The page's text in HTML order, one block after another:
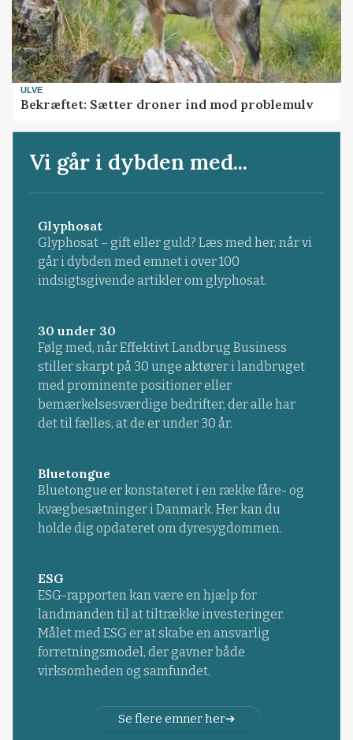
ULVE
Bekræftet: Sætter droner ind mod problemulv
Vi går i dybden med...
Glyphosat
Glyphosat – gift eller guld? Læs med her, når vi
går i dybden med emnet i over 100
indsigtsgivende artikler om glyphosat.
30 under 30
Følg med, når Effektivt Landbrug Business
stiller skarpt på 30 unge aktører i landbruget
med prominente positioner eller
bemærkelsesværdige bedrifter, der alle har
det til fælles, at de er under 30 år.
Bluetongue
Bluetongue er konstateret i en række fåre- og
kvægbesætninger i Danmark. Her kan du
holde dig opdateret om dyresygdommen.
ESG
ESG-rapporten kan være en hjælp for
landmanden til at tiltrække investeringer.
Målet med ESG er at skabe en ansvarlig
forretningsmodel, der gavner både
virksomheden og samfundet.
Se flere emner her